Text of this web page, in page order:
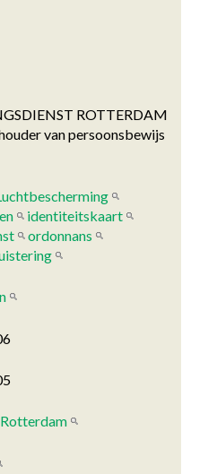
ROTTERDAM
van persoonsbewijs
identiteitskaart
ordonnans
Rotterdam